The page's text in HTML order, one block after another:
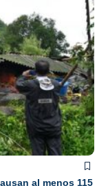
al menos 115